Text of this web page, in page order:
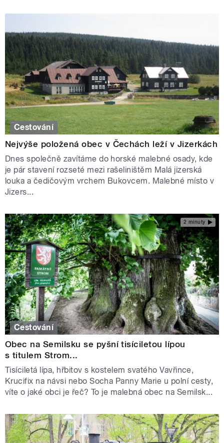
Cestování
Nejvýše položená obec v Čechách leží v Jizerkách
Dnes společně zavítáme do horské malebné osady, kde
je pár stavení rozseté mezi rašeliništěm Malá jizerská
louka a čedičovým vrchem Bukovcem. Malebné místo v
Jizers...
2 minuty
Cestování
Obec na Semilsku se pyšní tisíciletou lípou
s titulem Strom...
Tisíciletá lípa, hřbitov s kostelem svatého Vavřince,
Krucifix na návsi nebo Socha Panny Marie u polní cesty,
víte o jaké obci je řeč? To je malebná obec na Semilsk...